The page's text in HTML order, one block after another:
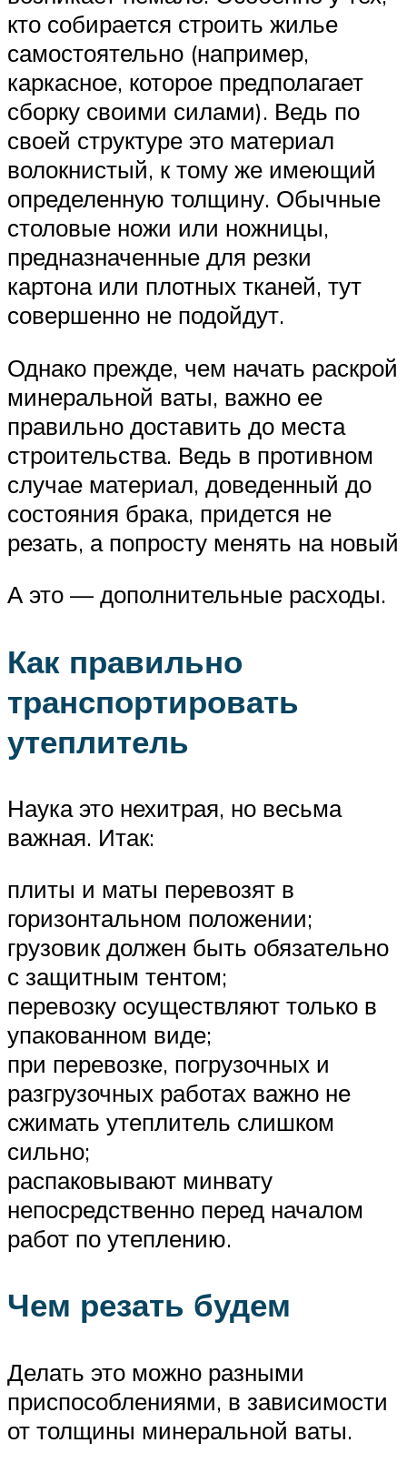
кто собирается строить жилье
самостоятельно (например,
каркасное, которое предполагает
сборку своими силами). Ведь по
своей структуре это материал
волокнистый, к тому же имеющий
определенную толщину. Обычные
столовые ножи или ножницы,
предназначенные для резки
картона или плотных тканей, тут
совершенно не подойдут.
Однако прежде, чем начать раскрой
минеральной ваты, важно ее
правильно доставить до места
строительства. Ведь в противном
случае материал, доведенный до
состояния брака, придется не
резать, а попросту менять на новый
А это — дополнительные расходы.
Как правильно
транспортировать
утеплитель
Наука это нехитрая, но весьма
важная. Итак:
плиты и маты перевозят в
горизонтальном положении;
грузовик должен быть обязательно
с защитным тентом;
перевозку осуществляют только в
упакованном виде;
при перевозке, погрузочных и
разгрузочных работах важно не
сжимать утеплитель слишком
сильно;
распаковывают минвату
непосредственно перед началом
работ по утеплению.
Чем резать будем
Делать это можно разными
приспособлениями, в зависимости
от толщины минеральной ваты.